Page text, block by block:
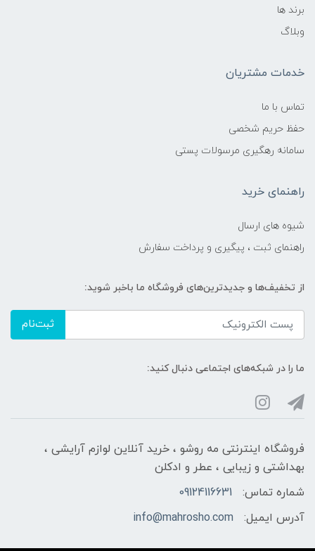
برند ها
وبلاگ
خدمات مشتریان
تماس با ما
حفظ حریم شخصی
سامانه رهگیری مرسولات پستی
راهنمای خرید
شیوه های ارسال
راهنمای ثبت ، پیگیری و پرداخت سفارش
از تخفیف‌ها و جدیدترین‌های فروشگاه ما باخبر شوید:
ثبت‌نام
ما را در شبکه‌های اجتماعی دنبال کنید:
فروشگاه اینترنتی مه‌ رو‌شو ، خرید آنلاین لوازم آرایشی ،
بهداشتی و زیبایی ، عطر و ادکلن
شماره تماس:
09124116631
آدرس ایمیل:
info@mahrosho.com